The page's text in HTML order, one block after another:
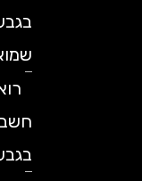
בגבעת
שמואל
רואה
חשבון